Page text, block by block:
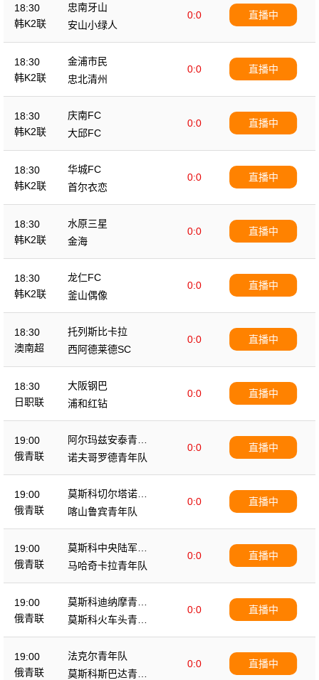
18:30
韩K2联
忠南牙山
0:0
安山小绿人
直播中
18:30
韩K2联
金浦市民
0:0
忠北清州
直播中
18:30
韩K2联
庆南FC
0:0
大邱FC
直播中
18:30
韩K2联
华城FC
0:0
首尔衣恋
直播中
18:30
韩K2联
水原三星
0:0
金海
直播中
18:30
韩K2联
龙仁FC
0:0
釜山偶像
直播中
18:30
澳南超
托列斯比卡拉
0:0
西阿德莱德SC
直播中
18:30
日职联
大阪钢巴
0:0
浦和红钻
直播中
19:00
俄青联
阿尔玛兹安泰青年
队
0:0
诺夫哥罗德青年队
直播中
19:00
俄青联
莫斯科切尔塔诺沃
青年队
0:0
喀山鲁宾青年队
直播中
19:00
俄青联
莫斯科中央陆军青
年队
0:0
马哈奇卡拉青年队
直播中
19:00
俄青联
莫斯科迪纳摩青年
队
0:0
莫斯科火车头青年
队
直播中
19:00
俄青联
法克尔青年队
0:0
莫斯科斯巴达青年
直播中